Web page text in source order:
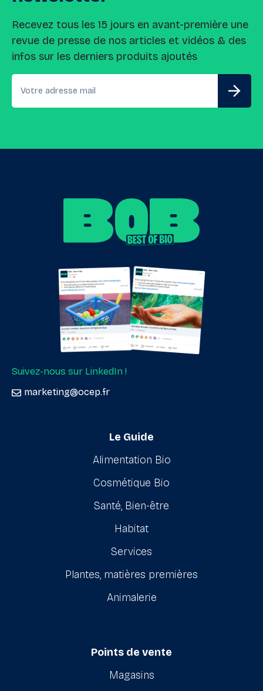
Recevez tous les 15 jours en avant-première une
revue de presse de nos articles et vidéos & des
infos sur les derniers produits ajoutés
Suivez-nous sur LinkedIn !
marketing@ocep.fr
Le Guide
Alimentation Bio
Cosmétique Bio
Santé, Bien-être
Habitat
Services
Plantes, matières premières
Animalerie
Points de vente
Magasins